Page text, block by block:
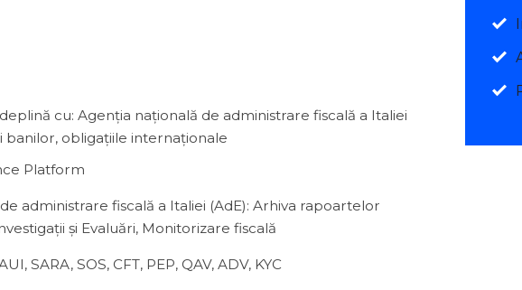
cu: Agenția națională de administrare fiscală a Italiei
banilor, obligațiile internaționale
Platform
administrare fiscală a Italiei (AdE): Arhiva rapoartelor
și Evaluări, Monitorizare fiscală
SARA, SOS, CFT, PEP, QAV, ADV, KYC